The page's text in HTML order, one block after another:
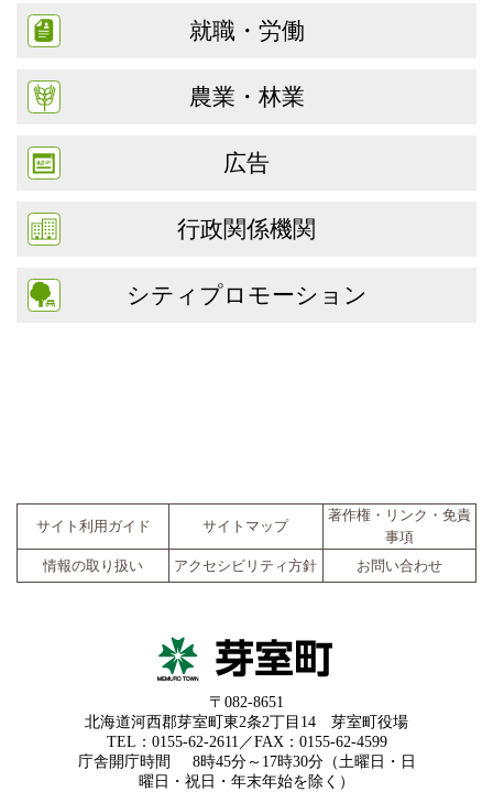
就職・労働
農業・林業
広告
行政関係機関
シティプロモーション
サイト利用ガイド サイトマップ
著作権・リンク・免責
事項
情報の取り扱い
アクセシビリティ方針 お問い合わせ
〒082-8651
北海道河西郡芽室町東2条2丁目14 芽室町役場
TEL：0155-62-2611／FAX：0155-62-4599
庁舎開庁時間
8時45分～17時30分（土曜日・日
曜日・祝日・年末年始を除く）